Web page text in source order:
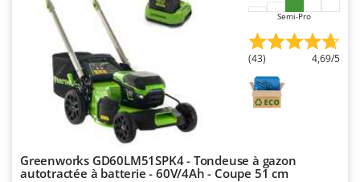
Semi-Pro
(43) 4,69/5
Greenworks GD60LM51SPK4 - Tondeuse à gazon
autotractée à batterie - 60V/4Ah - Coupe 51 cm